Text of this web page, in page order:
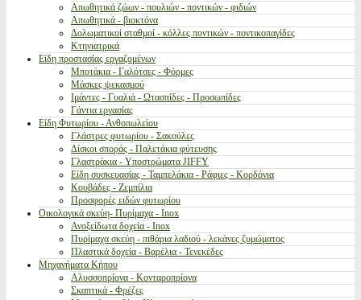
Απωθητικά ζώων - πουλιών - ποντικών - φιδιών
Απωθητικά - βιοκτόνα
Δολωματικοί σταθμοί - κόλλες ποντικών - ποντικοπαγίδες
Κτηνιατρικά
Είδη προστασίας εργαζομένων
Μποτάκια - Γαλότσες - Φόρμες
Μάσκες ψεκασμού
Ιμάντες - Γυαλιά - Ωτασπίδες - Προσωπίδες
Γάντια εργασίας
Είδη Φυτωρίου - Ανθοπωλείου
Γλάστρες φυτωρίου - Σακούλες
Δίσκοι σποράς - Παλετάκια φύτευσης
Γλαστράκια - Υποστρώματα JIFFY
Είδη συσκευασίας - Ταμπελάκια - Ράφιες - Κορδόνια
Κουβάδες - Ζεμπίλια
Προσφορές ειδών φυτωρίου
Οικολογικά σκεύη- Πυρίμαχα - Inox
Ανοξείδωτα δοχεία - Inox
Πυρίμαχα σκεύη - πιθάρια λαδιού - λεκάνες ζυμώματος
Πλαστικά δοχεία - Βαρέλια - Τενεκέδες
Μηχανήματα Κήπου
Αλυσσοπρίονα - Κονταροπρίονα
Σκαπτικά - Φρέζες